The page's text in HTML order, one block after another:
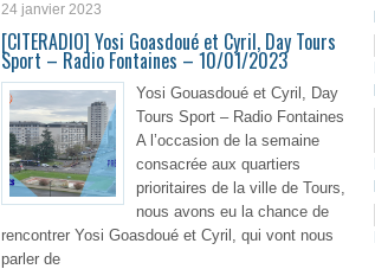
24 janvier 2023
[CITERADIO] Yosi Goasdoué et Cyril, Day Tours
Sport – Radio Fontaines – 10/01/2023
Yosi Gouasdoué et Cyril, Day
Tours Sport – Radio Fontaines
A l’occasion de la semaine
consacrée aux quartiers
prioritaires de la ville de Tours,
nous avons eu la chance de
rencontrer Yosi Goasdoué et Cyril, qui vont nous
parler de